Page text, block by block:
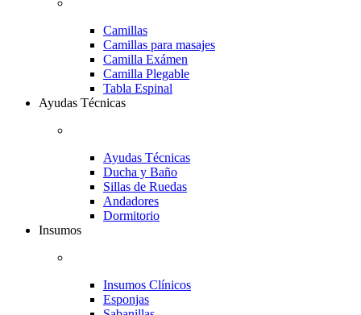
Camillas
Camillas para masajes
Camilla Exámen
Camilla Plegable
Tabla Espinal
Ayudas Técnicas
Ayudas Técnicas
Ducha y Baño
Sillas de Ruedas
Andadores
Dormitorio
Insumos
Insumos Clínicos
Esponjas